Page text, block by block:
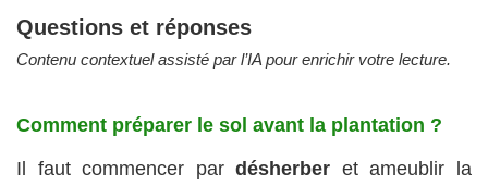
Questions et réponses
Contenu contextuel assisté par l’IA pour enrichir votre lecture.
Comment préparer le sol avant la plantation ?
Il faut commencer pardésherber et ameublir la